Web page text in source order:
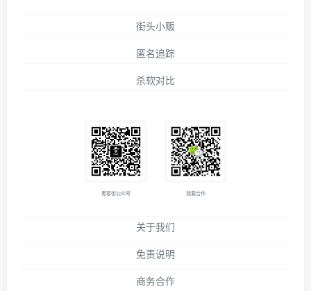
街头小贩
匿名追踪
杀软对比
黑客街公众号 我要合作
关于我们
免责说明
商务合作